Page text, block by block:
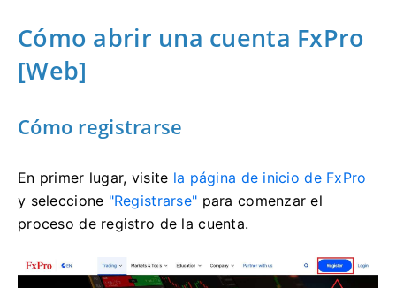
Cómo abrir una cuenta FxPro
[Web]
Cómo registrarse
En primer lugar, visite la página de inicio de FxPro
y seleccione "Registrarse" para comenzar el
proceso de registro de la cuenta.